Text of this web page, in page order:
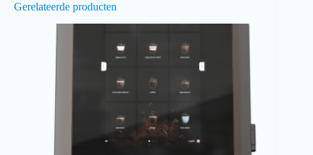
Gerelateerde producten